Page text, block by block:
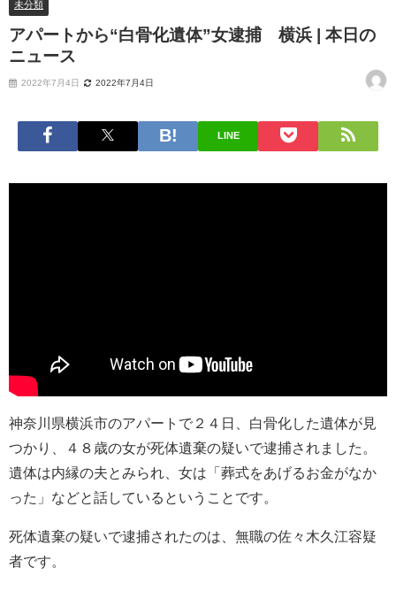
未分類
アパートから“白骨化遺体”女逮捕 横浜 | 本日の
ニュース
2022年7月4日 2022年7月4日
LINE
神奈川県横浜市のアパートで２４日、白骨化した遺体が見
つかり、４８歳の女が死体遺棄の疑いで逮捕されました。
遺体は内縁の夫とみられ、女は「葬式をあげるお金がなか
った」などと話しているということです。
死体遺棄の疑いで逮捕されたのは、無職の佐々木久江容疑
者です。